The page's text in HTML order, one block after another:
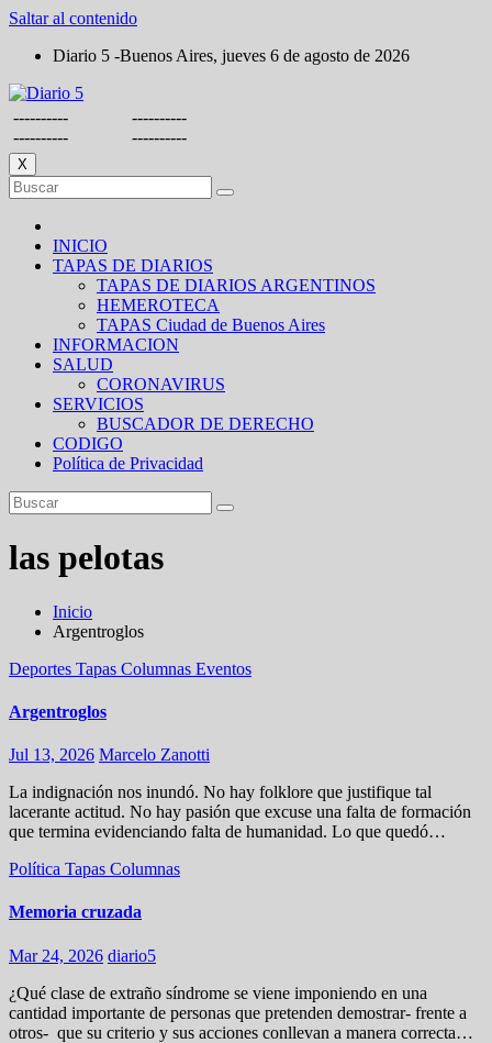
Saltar al contenido
Diario 5 -Buenos Aires, jueves 6 de agosto de 2026
----------
----------
----------
----------
X
INICIO
TAPAS DE DIARIOS
TAPAS DE DIARIOS ARGENTINOS
HEMEROTECA
TAPAS Ciudad de Buenos Aires
INFORMACION
SALUD
CORONAVIRUS
SERVICIOS
BUSCADOR DE DERECHO
CODIGO
Política de Privacidad
las pelotas
Inicio
Argentroglos
Deportes Tapas Columnas Eventos
Argentroglos
Jul 13, 2026 Marcelo Zanotti
La indignación nos inundó. No hay folklore que justifique tal
lacerante actitud. No hay pasión que excuse una falta de formación
que termina evidenciando falta de humanidad. Lo que quedó…
Política Tapas Columnas
Memoria cruzada
Mar 24, 2026 diario5
¿Qué clase de extraño síndrome se viene imponiendo en una
cantidad importante de personas que pretenden demostrar- frente a
otros- que su criterio y sus acciones conllevan a manera correcta…